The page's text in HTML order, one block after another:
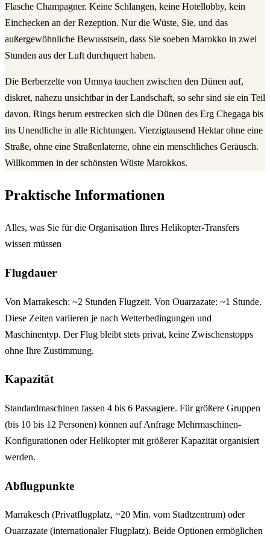
Flasche Champagner. Keine Schlangen, keine Hotellobby, kein
Einchecken an der Rezeption. Nur die Wüste, Sie, und das
außergewöhnliche Bewusstsein, dass Sie soeben Marokko in zwei
Stunden aus der Luft durchquert haben.
Die Berberzelte von Umnya tauchen zwischen den Dünen auf,
diskret, nahezu unsichtbar in der Landschaft, so sehr sind sie ein Teil
davon. Rings herum erstrecken sich die Dünen des Erg Chegaga bis
ins Unendliche in alle Richtungen. Vierzigtausend Hektar ohne eine
Straße, ohne eine Straßenlaterne, ohne ein menschliches Geräusch.
Willkommen in der schönsten Wüste Marokkos.
Praktische Informationen
Alles, was Sie für die Organisation Ihres Helikopter-Transfers
wissen müssen
Flugdauer
Von Marrakesch: ~2 Stunden Flugzeit. Von Ouarzazate: ~1 Stunde.
Diese Zeiten variieren je nach Wetterbedingungen und
Maschinentyp. Der Flug bleibt stets privat, keine Zwischenstopps
ohne Ihre Zustimmung.
Kapazität
Standardmaschinen fassen 4 bis 6 Passagiere. Für größere Gruppen
(bis 10 bis 12 Personen) können auf Anfrage Mehrmaschinen-
Konfigurationen oder Helikopter mit größerer Kapazität organisiert
werden.
Abflugpunkte
Marrakesch (Privatflugplatz, ~20 Min. vom Stadtzentrum) oder
Ouarzazate (internationaler Flugplatz). Beide Optionen ermöglichen